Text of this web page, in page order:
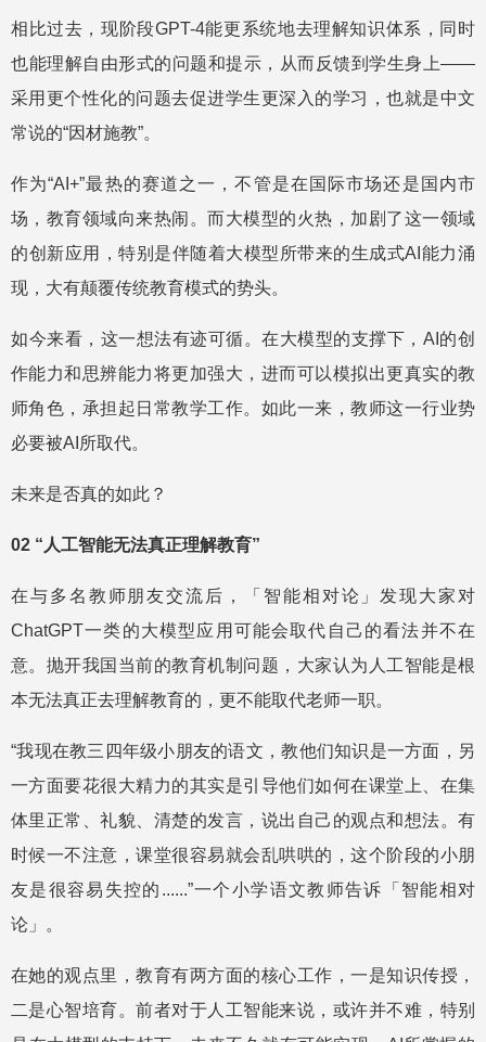
相比过去，现阶段GPT-4能更系统地去理解知识体系，同时
也能理解自由形式的问题和提示，从而反馈到学生身上——
采用更个性化的问题去促进学生更深入的学习，也就是中文
常说的“因材施教”。
作为“AI+”最热的赛道之一，不管是在国际市场还是国内市
场，教育领域向来热闹。而大模型的火热，加剧了这一领域
的创新应用，特别是伴随着大模型所带来的生成式AI能力涌
现，大有颠覆传统教育模式的势头。
如今来看，这一想法有迹可循。在大模型的支撑下，AI的创
作能力和思辨能力将更加强大，进而可以模拟出更真实的教
师角色，承担起日常教学工作。如此一来，教师这一行业势
必要被AI所取代。
未来是否真的如此？
02 “人工智能无法真正理解教育”
在与多名教师朋友交流后，「智能相对论」发现大家对
ChatGPT一类的大模型应用可能会取代自己的看法并不在
意。抛开我国当前的教育机制问题，大家认为人工智能是根
本无法真正去理解教育的，更不能取代老师一职。
“我现在教三四年级小朋友的语文，教他们知识是一方面，另
一方面要花很大精力的其实是引导他们如何在课堂上、在集
体里正常、礼貌、清楚的发言，说出自己的观点和想法。有
时候一不注意，课堂很容易就会乱哄哄的，这个阶段的小朋
友是很容易失控的......”一个小学语文教师告诉「智能相对
论」。
在她的观点里，教育有两方面的核心工作，一是知识传授，
二是心智培育。前者对于人工智能来说，或许并不难，特别